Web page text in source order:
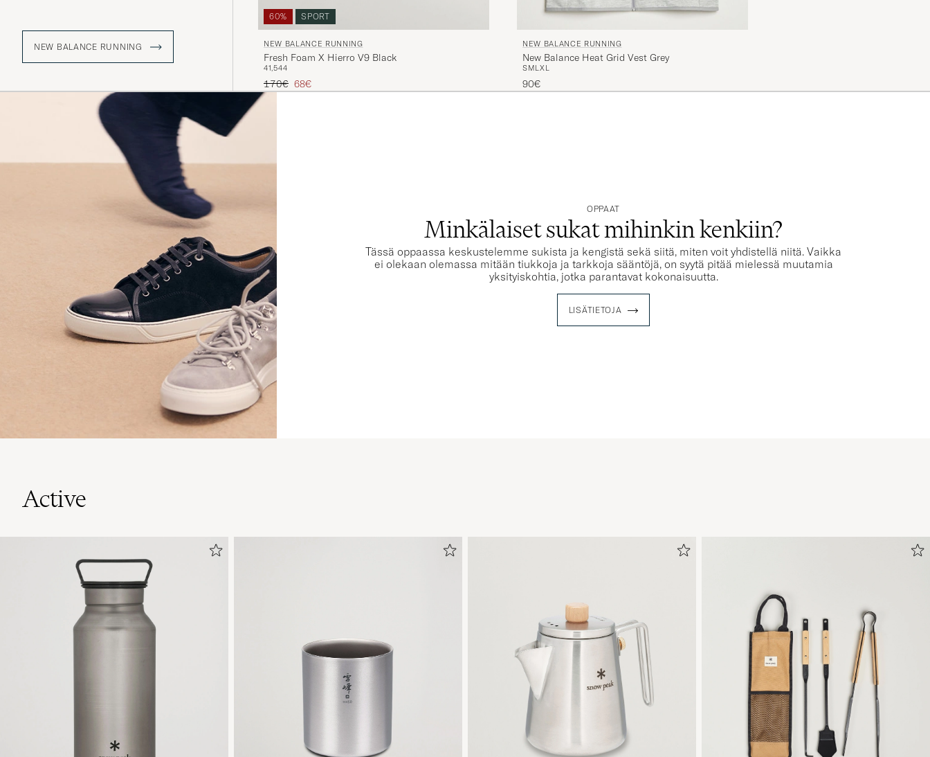
NEW BALANCE RUNNING
60% SPORT
NEW BALANCE RUNNING
Fresh Foam X Hierro V9 Black
41,544
Tavallinen hinta
170€ Alennettu hinta
68€
NEW BALANCE RUNNING
New Balance Heat Grid Vest Grey
SMLXL
90€
OPPAAT
Minkälaiset sukat mihinkin kenkiin?
Tässä oppaassa keskustelemme sukista ja kengistä sekä siitä, miten voit yhdistellä niitä. Vaikka
ei olekaan olemassa mitään tiukkoja ja tarkkoja sääntöjä, on syytä pitää mielessä muutamia
yksityiskohtia, jotka parantavat kokonaisuutta.
LISÄTIETOJA
Active